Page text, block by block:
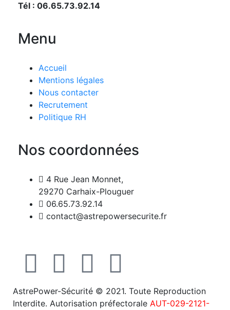
Tél : 06.65.73.92.14
Menu
Accueil
Mentions légales
Nous contacter
Recrutement
Politique RH
Nos coordonnées
4 Rue Jean Monnet,
29270 Carhaix-Plouguer
06.65.73.92.14
contact@astrepowersecurite.fr
AstrePower-Sécurité © 2021. Toute Reproduction
Interdite. Autorisation préfectorale AUT-029-2121-